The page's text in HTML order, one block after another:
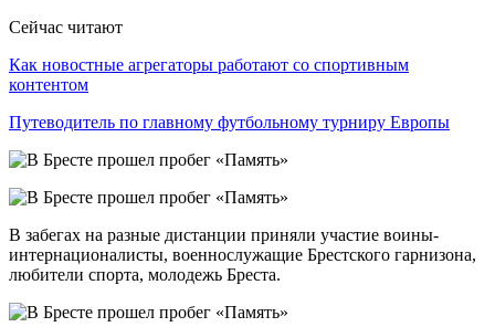
Сейчас читают
Как новостные агрегаторы работают со спортивным
контентом
Путеводитель по главному футбольному турниру Европы
В забегах на разные дистанции приняли участие воины-
интернационалисты, военнослужащие Брестского гарнизона,
любители спорта, молодежь Бреста.